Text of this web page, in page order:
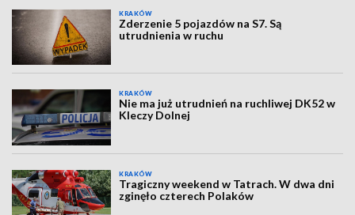
KRAKÓW
Zderzenie 5 pojazdów na S7. Są
utrudnienia w ruchu
KRAKÓW
Nie ma już utrudnień na ruchliwej DK52 w
Kleczy Dolnej
KRAKÓW
Tragiczny weekend w Tatrach. W dwa dni
zginęło czterech Polaków